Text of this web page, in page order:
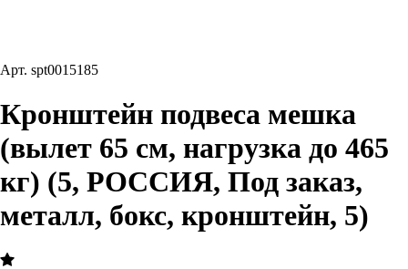
Арт. spt0015185
Кронштейн подвеса мешка
(вылет 65 см, нагрузка до 465
кг) (5, РОССИЯ, Под заказ,
металл, бокс, кронштейн, 5)